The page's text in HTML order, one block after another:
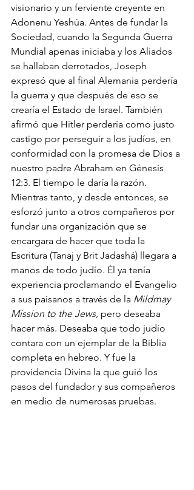
visionario y un ferviente creyente en
Adonenu Yeshúa. Antes de fundar la
Sociedad, cuando la Segunda Guerra
Mundial apenas iniciaba y los Aliados
se hallaban derrotados, Joseph
expresó que al final Alemania perdería
la guerra y que después de eso se
crearía el Estado de Israel. También
afirmó que Hitler perdería como justo
castigo por perseguir a los judíos, en
conformidad con la promesa de Dios a
nuestro padre Abraham en Génesis
12:3. El tiempo le daría la razón.
Mientras tanto, y desde entonces, se
esforzó junto a otros compañeros por
fundar una organización que se
encargara de hacer que toda la
Escritura (Tanaj y Brit Jadashá) llegara a
manos de todo judío. Él ya tenía
experiencia proclamando el Evangelio
a sus paisanos a través de la Mildmay
Mission to the Jews, pero deseaba
hacer más. Deseaba que todo judío
contara con un ejemplar de la Biblia
completa en hebreo. Y fue la
providencia Divina la que guió los
pasos del fundador y sus compañeros
en medio de numerosas pruebas.